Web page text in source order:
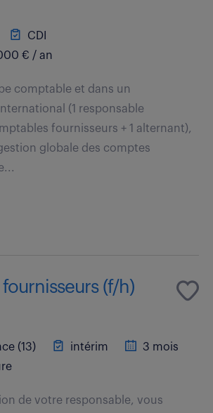
CDI
€ / an
comptable et dans un
(1 responsable
fournisseurs + 1 alternant),
globale des comptes
(f/h)
(13) intérim
3 mois
de votre responsable, vous